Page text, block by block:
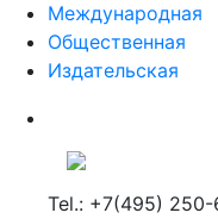
Международная
Общественная
Издательская
Tel.: +7(495) 250-